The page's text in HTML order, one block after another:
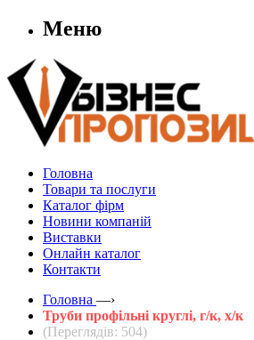
Меню
Головна
Товари та послуги
Каталог фірм
Новини компаній
Виставки
Онлайн каталог
Контакти
Головна —›
Труби профільні круглі, г/к, х/к
(Переглядів: 504)